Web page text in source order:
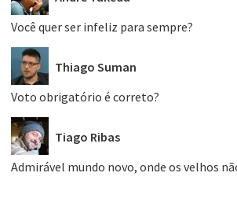
Você quer ser infeliz para sempre?
Thiago Suman
Voto obrigatório é correto?
Tiago Ribas
Admirável mundo novo, onde os velhos